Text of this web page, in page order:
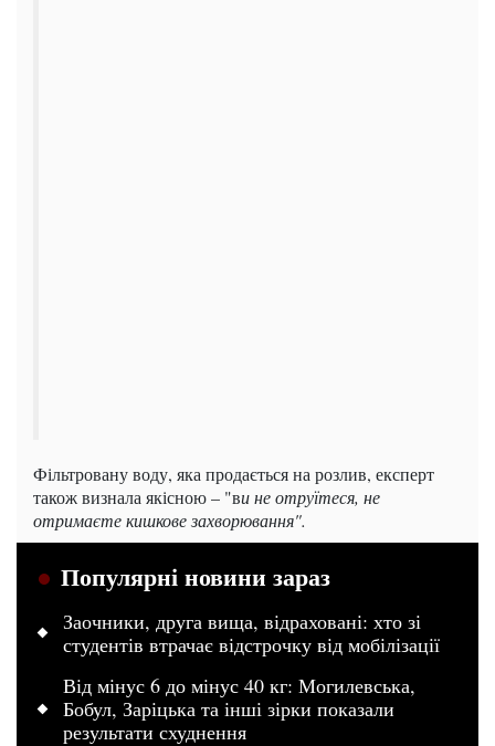
Фільтровану воду, яка продається на розлив, експерт
також визнала якісною – "ви не отруїтеся, не
отримаєте кишкове захворювання".
Популярні новини зараз
Заочники, друга вища, відраховані: хто зі
студентів втрачає відстрочку від мобілізації
Від мінус 6 до мінус 40 кг: Могилевська,
Бобул, Заріцька та інші зірки показали
результати схуднення